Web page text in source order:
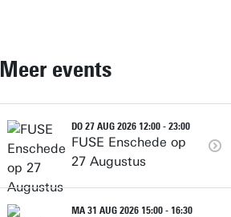
Meer events
DO 27 AUG 2026 12:00 - 23:00
FUSE Enschede op
27 Augustus
MA 31 AUG 2026 15:00 - 16:30